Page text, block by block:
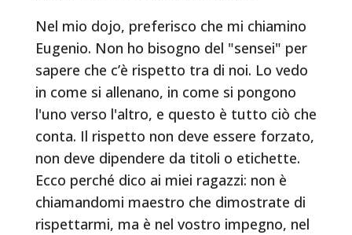
Nel mio dojo, preferisco che mi chiamino
Eugenio. Non ho bisogno del "sensei" per
sapere che c’è rispetto tra di noi. Lo vedo
in come si allenano, in come si pongono
l'uno verso l'altro, e questo è tutto ciò che
conta. Il rispetto non deve essere forzato,
non deve dipendere da titoli o etichette.
Ecco perché dico ai miei ragazzi: non è
chiamandomi maestro che dimostrate di
rispettarmi, ma è nel vostro impegno, nel